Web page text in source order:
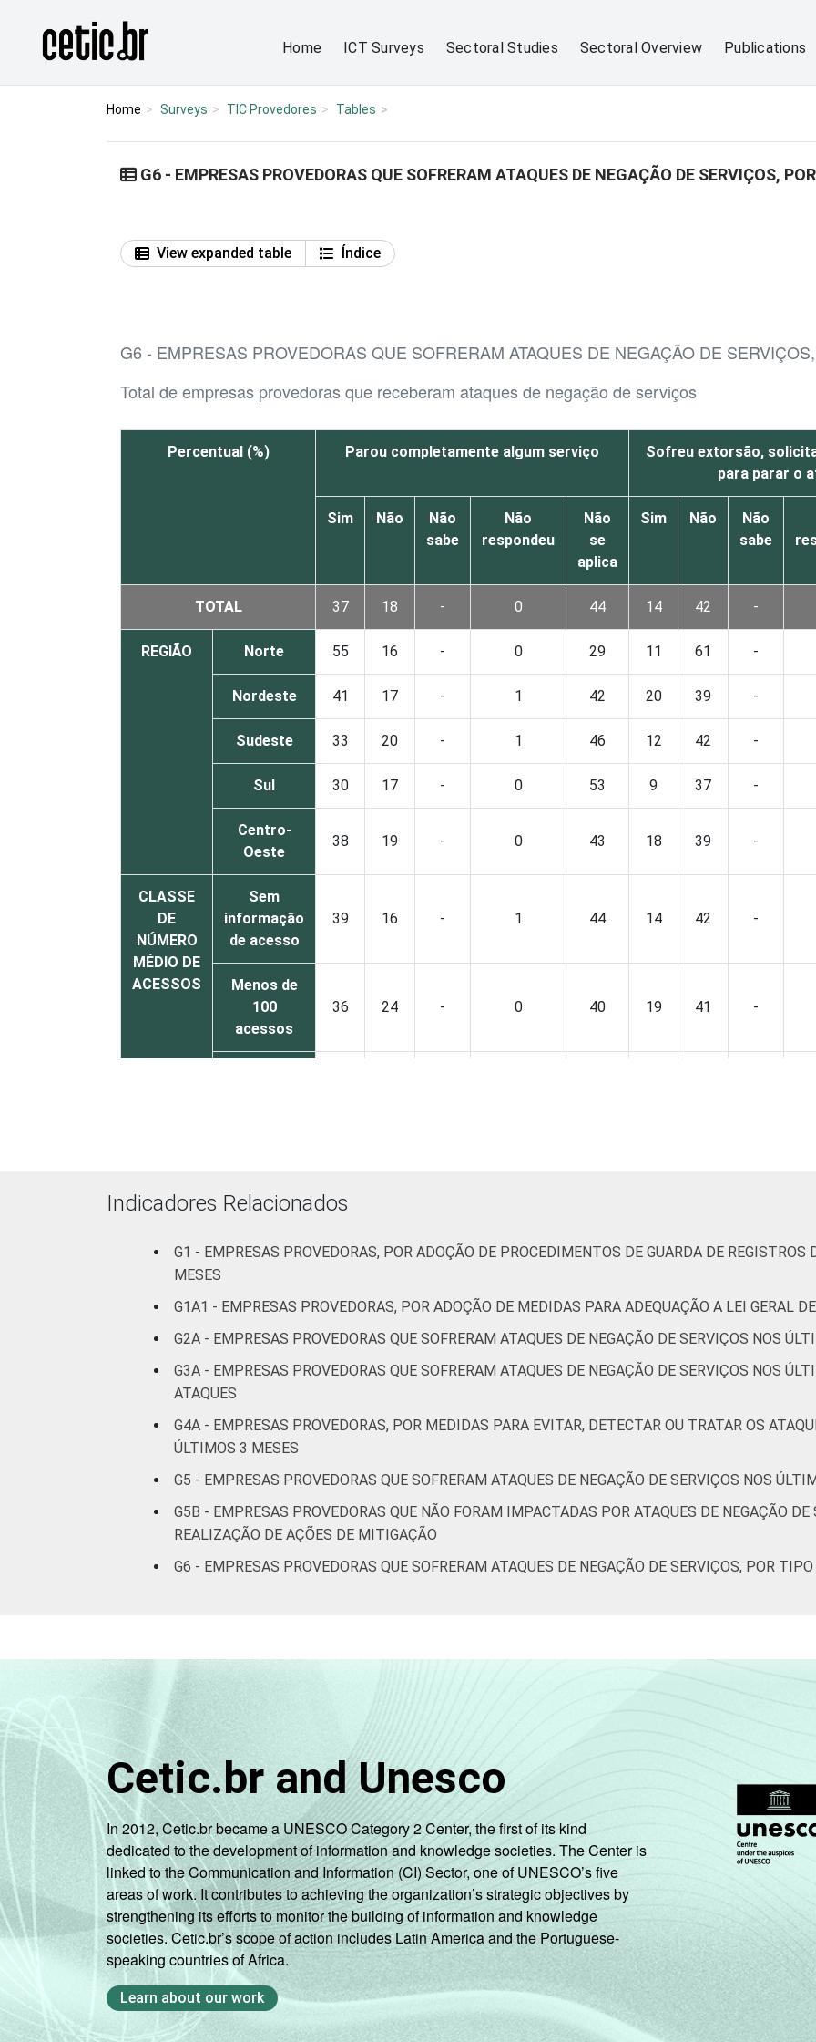
Página inicial
Home ICT Surveys Sectoral Studies Sectoral Overview Publications
Home Surveys TIC Provedores Tables
G6 - EMPRESAS PROVEDORAS QUE SOFRERAM ATAQUES DE NEGAÇÃO DE SERVIÇOS,
View expanded table
Índice
G6 - EMPRESAS PROVEDORAS QUE SOFRERAM ATAQUES DE NEGAÇÃO DE
Total de empresas provedoras que receberam ataques de negação de serviços
Percentual (%) Parou completamente algum serviço
Sofreu extorsão,
para parar o
Sim Não
Não
sabe
Não
respondeu
Não
se
aplica
Sim Não
Não
sabe
TOTAL 37 18 - 0 44 14 42 -
REGIÃO Norte 55 16 - 0 29 11 61 -
Nordeste 41 17 - 1 42 20 39 -
Sudeste 33 20 - 1 46 12 42 -
Sul 30 17 - 0 53 9 37 -
Centro-
Oeste
38 19 - 0 43 18 39 -
CLASSE
DE
NÚMERO
MÉDIO DE
ACESSOS
Sem
informação
de acesso
39 16 - 1 44 14 42 -
Menos de
100
acessos
36 24 - 0 40 19 41 -
acessos
De 1.001 a
5.001 a
45.000
3 25 - 0 71 3 26 -
Mais de
45.000
acessos
Fonte: CGI.br/NIC.br, Centro Regional de Estudos para o Desenvolvimento da Sociedade da
provimento de serviços de Internet no Brasil - TIC Provedores 2020.
Indicadores Relacionados
G1 - EMPRESAS PROVEDORAS, POR ADOÇÃO DE PROCEDIMENTOS DE GUARDA DE
MESES
G1A1 - EMPRESAS PROVEDORAS, POR ADOÇÃO DE MEDIDAS PARA ADEQUAÇÃO A LEI GERAL
G2A - EMPRESAS PROVEDORAS QUE SOFRERAM ATAQUES DE NEGAÇÃO DE SERVIÇOS NOS
G3A - EMPRESAS PROVEDORAS QUE SOFRERAM ATAQUES DE NEGAÇÃO DE SERVIÇOS NOS
ATAQUES
G4A - EMPRESAS PROVEDORAS, POR MEDIDAS PARA EVITAR, DETECTAR OU TRATAR OS
ÚLTIMOS 3 MESES
G5 - EMPRESAS PROVEDORAS QUE SOFRERAM ATAQUES DE NEGAÇÃO DE SERVIÇOS NOS
G5B - EMPRESAS PROVEDORAS QUE NÃO FORAM IMPACTADAS POR ATAQUES DE NEGAÇÃO
REALIZAÇÃO DE AÇÕES DE MITIGAÇÃO
G6 - EMPRESAS PROVEDORAS QUE SOFRERAM ATAQUES DE NEGAÇÃO DE SERVIÇOS, POR
Cetic.br and Unesco
In 2012, Cetic.br became a UNESCO Category 2 Center, the first of its kind
dedicated to the development of information and knowledge societies. The Center is
linked to the Communication and Information (CI) Sector, one of UNESCO’s five
areas of work. It contributes to achieving the organization’s strategic objectives by
strengthening its efforts to monitor the building of information and knowledge
societies. Cetic.br’s scope of action includes Latin America and the Portuguese-
speaking countries of Africa.
Learn about our work